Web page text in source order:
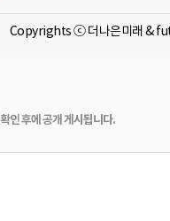
Copyrights ⓒ 더나은미래 &